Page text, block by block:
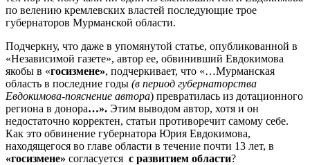
по велению кремлевских властей последующие трое
губернаторов Мурманской области.
Подчеркну, что даже в упомянутой статье, опубликованной в
«Независимой газете», автор ее, обвинивший Евдокимова
якобы в «госизмене», подчеркивает, что «…Мурманская
область в последние годы (в период губернаторства
Евдокимова-пояснение автора) превратилась из дотационного
региона в донора…». Этим выводом автор, хотя и он
недостаточно корректен, статьи противоречит самому себе.
Как это обвинение губернатора Юрия Евдокимова,
находящегося во главе области в течение почти 13 лет, в
«госизмене» согласуется с развитием области?